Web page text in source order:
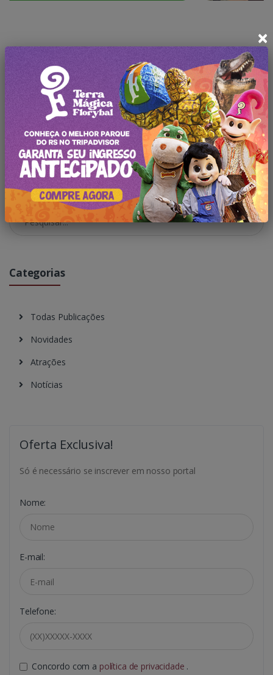
Deixe seu comentário
Façaloginpara comentar a
publicação.
Pesquisar no Blog
Categorias
Todas Publicações
Novidades
Atrações
Notícias
Oferta Exclusiva!
Só é necessário se inscrever em nosso portal
Nome:
E-mail:
Telefone:
Concordo com a política de privacidade .
×